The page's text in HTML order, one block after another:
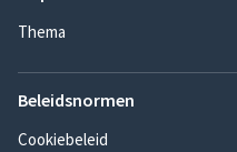
Thema
Beleidsnormen
Cookiebeleid